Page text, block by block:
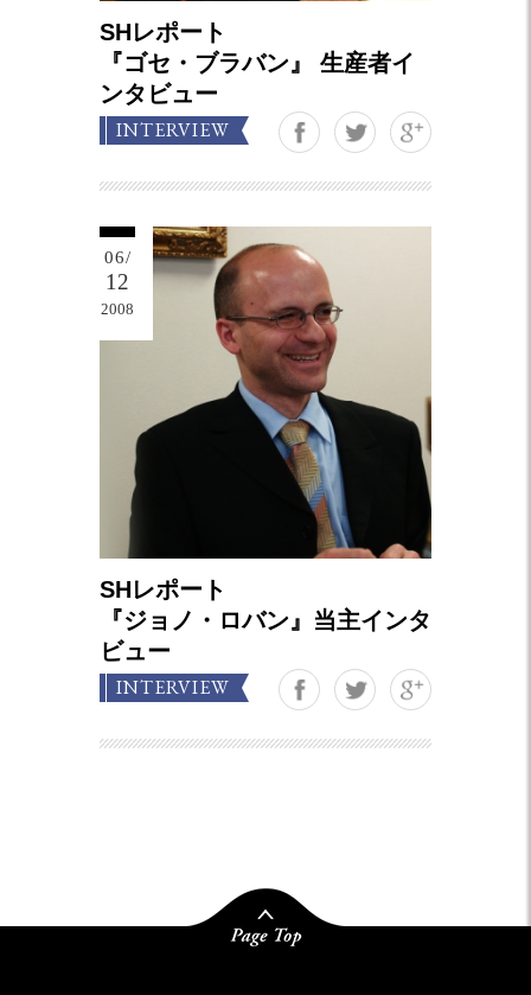
SHレポート
『ゴセ・ブラバン』 生産者イ
ンタビュー
INTERVIEW
06/
12
2008
SHレポート
『ジョノ・ロバン』当主インタ
ビュー
INTERVIEW